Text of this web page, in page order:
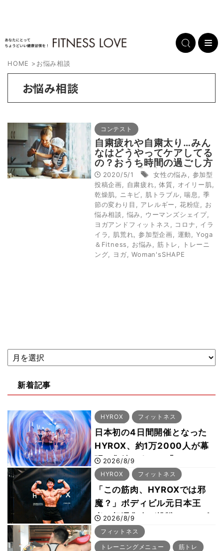
HOME >お悩み相談
お悩み相談
コンテスト
自粛疲れや自粛太り…みん
なはどうやってケアしてる
の？おうち時間の過ごし方
教えて！【参加型投稿企
画】
2020/5/1 女性の悩み
参加型
投稿企画
自粛疲れ ,体質 オイリー肌
乾燥肌
ニキビ 肌トラブル ,喘息
季
節の変わり目
アレルギー 花粉症
お
悩み相談
悩み ウーマンズシェイプ,
ヨガアンドフィットネス
コロナ
イラ
イラ
肌荒れ 参加型企画 運動
Yoga
＆Fitness
お悩み 筋トレ
トレーニ
ング
ヨガ ,Woman'sSHAPE
新着記事
HYROX フィットネス
日本初の4日間開催となった
HYROX、約1万2000人が幕
張に集結 すでに「2028、
29年の大会も準備」
2026/8/9
HYROX フィットネス
「この筋肉、HYROXでは邪
魔？」ボディビル元日本王
者・相澤隼人が挑戦 バーピ
ーでは驚異の種目2位
2026/8/9
フィットネス
トレーニングメニュー 筋トレ